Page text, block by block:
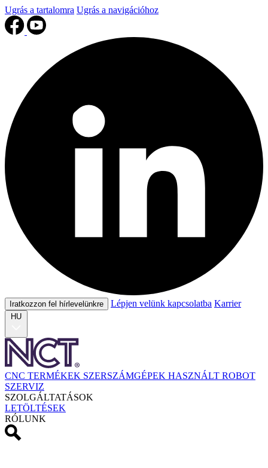
Ugrás a tartalomra Ugrás a navigációhoz
Iratkozzon fel hírlevelünkre Lépjen velünk kapcsolatba Karrier
HU
CNC TERMÉKEK SZERSZÁMGÉPEK HASZNÁLT ROBOT
SZERVIZ
SZOLGÁLTATÁSOK
LETÖLTÉSEK
RÓLUNK